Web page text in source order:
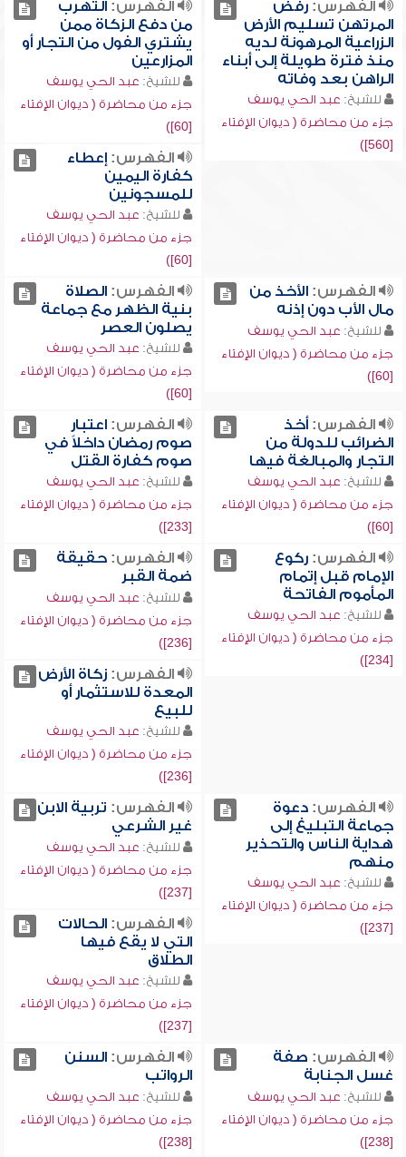
الفهرس:رفض
المرتهن تسليم الأرض
الزراعية المرهونة لديه
منذ فترة طويلة إلى أبناء
الراهن بعد وفاته
للشيخ: عبد الحي يوسف
جزء من محاضرة ( ديوان الإفتاء
[560])
الفهرس:التهرب
من دفع الزكاة ممن
يشتري الفول من التجار أو
المزارعين
للشيخ: عبد الحي يوسف
جزء من محاضرة ( ديوان الإفتاء
[60])
الفهرس:إعطاء
كفارة اليمين
للمسجونين
للشيخ: عبد الحي يوسف
جزء من محاضرة ( ديوان الإفتاء
[60])
الفهرس:الأخذ من
مال الأب دون إذنه
للشيخ: عبد الحي يوسف
جزء من محاضرة ( ديوان الإفتاء
[60])
الفهرس:الصلاة
بنية الظهر مع جماعة
يصلون العصر
للشيخ: عبد الحي يوسف
جزء من محاضرة ( ديوان الإفتاء
[60])
الفهرس:أخذ
الضرائب للدولة من
التجار والمبالغة فيها
للشيخ: عبد الحي يوسف
جزء من محاضرة ( ديوان الإفتاء
[60])
الفهرس:اعتبار
صوم رمضان داخلاً في
صوم كفارة القتل
للشيخ: عبد الحي يوسف
جزء من محاضرة ( ديوان الإفتاء
[233])
الفهرس:ركوع
الإمام قبل إتمام
المأموم الفاتحة
للشيخ: عبد الحي يوسف
جزء من محاضرة ( ديوان الإفتاء
[234])
الفهرس:حقيقة
ضمة القبر
للشيخ: عبد الحي يوسف
جزء من محاضرة ( ديوان الإفتاء
[236])
الفهرس:زكاة الأرض
المعدة للاستثمار أو
للبيع
للشيخ: عبد الحي يوسف
جزء من محاضرة ( ديوان الإفتاء
[236])
الفهرس:دعوة
جماعة التبليغ إلى
هداية الناس والتحذير
منهم
للشيخ: عبد الحي يوسف
جزء من محاضرة ( ديوان الإفتاء
[237])
الفهرس: تربية الابن
غير الشرعي
للشيخ: عبد الحي يوسف
جزء من محاضرة ( ديوان الإفتاء
[237])
الفهرس:الحالات
التي لا يقع فيها
الطلاق
للشيخ: عبد الحي يوسف
جزء من محاضرة ( ديوان الإفتاء
[237])
الفهرس: صفة
غسل الجنابة
للشيخ: عبد الحي يوسف
جزء من محاضرة ( ديوان الإفتاء
[238])
الفهرس:السنن
الرواتب
للشيخ: عبد الحي يوسف
جزء من محاضرة ( ديوان الإفتاء
[238])